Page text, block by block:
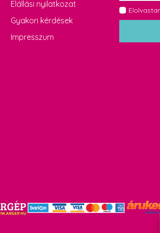
Elállási nyilatkozat
Gyakori kérdések
Impresszum
GDPR
*